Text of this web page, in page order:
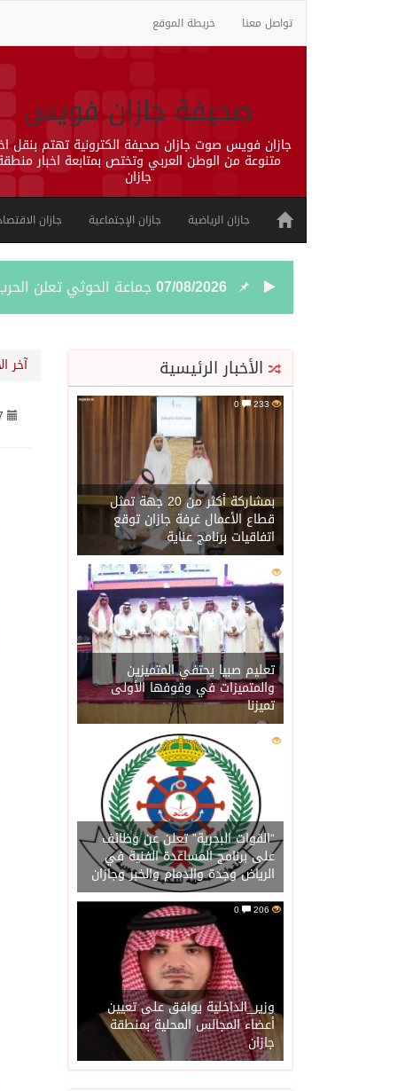
تواصل معنا خريطة الموقع
صحيفة جازان فويس
جازان فويس صوت جازان صحيفة الكترونية تهتم بنقل
متنوعة من الوطن العربي وتختص بمتابعة اخبار
جازان
جازان الرياضية جازان الإجتماعية جازان
07/08/2026جماعة الحوثي تعلن
07/08/2026مقتل شخصين وإصابة 14 إثر انفجار عبوة ناسفة داخل حافلة في ريف دمشق
07/08/2026جراء عدوان الاحتلال المتواصل
07/08/2026اكتمال استقبال الدفعة
07/08/2026التحالف: إصابة (11) مدنياً في نجران نتيجة اعتداءات حوثية إرهابية
07/08/2026التحالف يعزي الحكومة
07/08/2026مصدر سعودي مسؤول:
07/08/2026حالة الطقس المتوقعة
07/08/2026إجتماع المكتب التعريفي
الأخبار الرئيسية
233
بمشاركة أكثر من 20 جهة تمثل
قطاع الأعمال غرفة جازان توقع
اتفاقيات برنامج عناية
215
تعليم صبيا يحتفي المتميزين
والمتميزات في وقوفها الأولى
تميزنا
207
“القوات البحرية” تعلن عن وظائف
على برنامج المساعدة الفنية في
الرياض وجدة والدمام والخبر وجازان
206
وزير_الداخلية يوافق على تعيين
أعضاء المجالس المحلية بمنطقة
جازان
آخر